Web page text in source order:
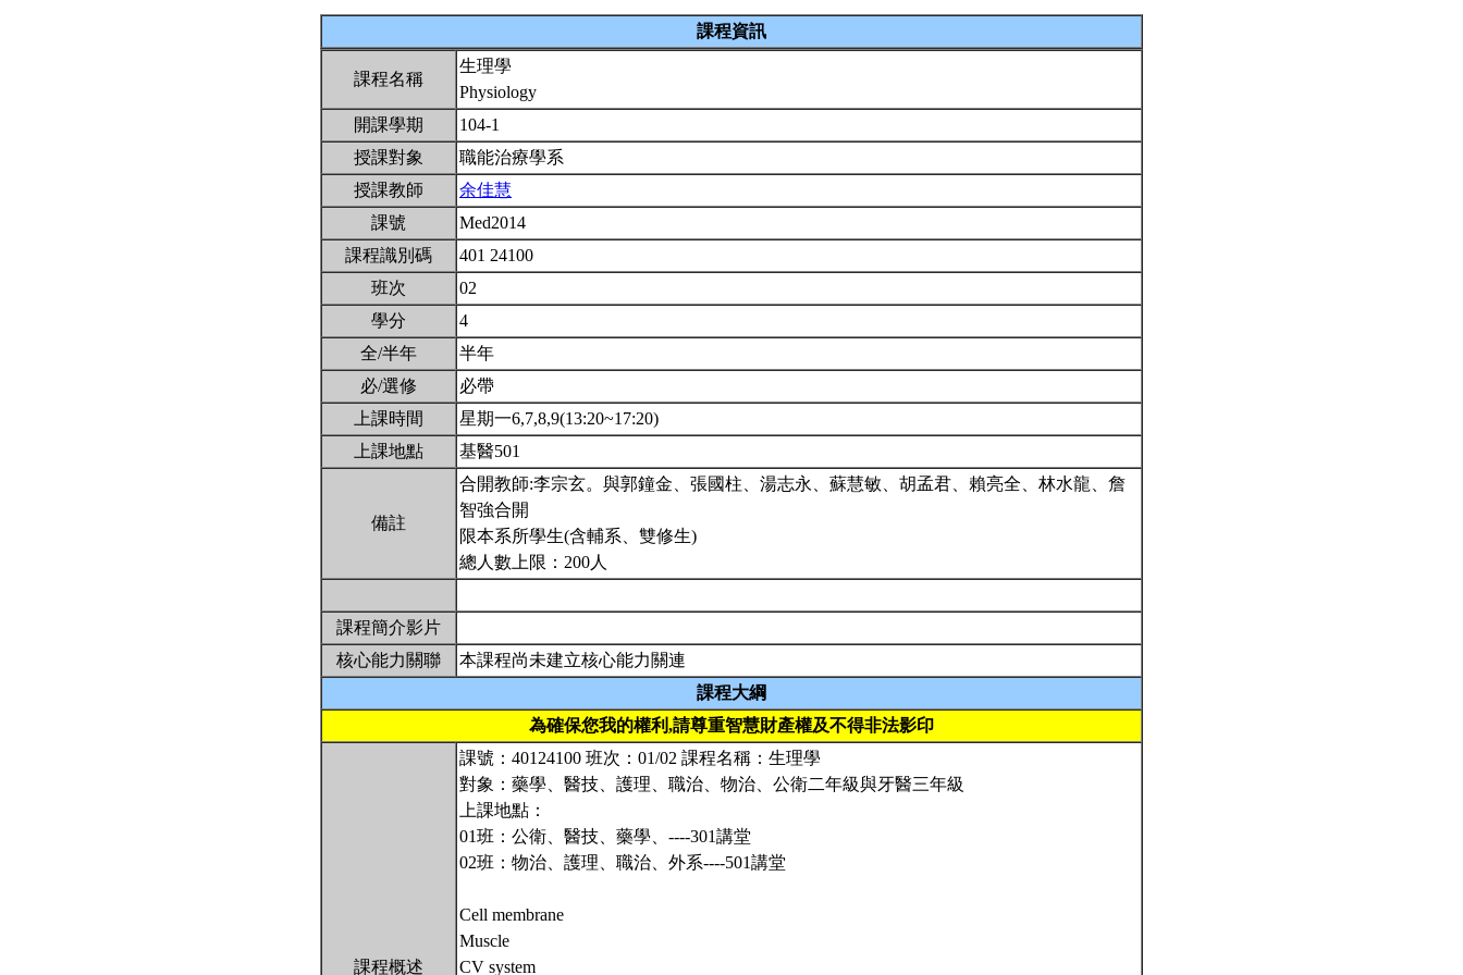
課程資訊
課程名稱
生理學
Physiology
開課學期
104-1
授課對象
職能治療學系
授課教師
余佳慧
課號
Med2014
課程識別碼
401 24100
班次
02
學分
4
全/半年
半年
必/選修
必帶
上課時間
星期一6,7,8,9(13:20~17:20)
上課地點
基醫501
備註
合開教師:李宗玄。與郭鐘金、張國柱、湯志永、蘇慧敏、胡孟君、賴亮全、林水龍、詹
智強合開
限本系所學生(含輔系、雙修生)
總人數上限：200人
課程簡介影片
核心能力關聯
本課程尚未建立核心能力關連
課程大綱
為確保您我的權利,請尊重智慧財產權及不得非法影印
課程概述
課號：40124100 班次：01/02 課程名稱：生理學
對象：藥學、醫技、護理、職治、物治、公衛二年級與牙醫三年級
上課地點：
01班：公衛、醫技、藥學、----301講堂
02班：物治、護理、職治、外系----501講堂
Cell membrane
Muscle
CV system